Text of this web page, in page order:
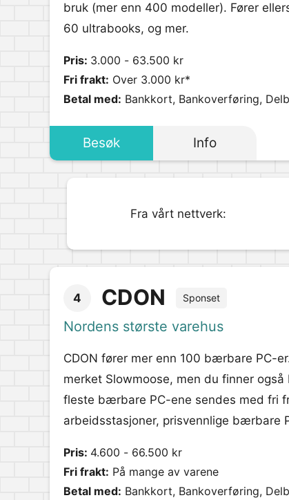
bruk (mer enn 400 modeller). Fører
60 ultrabooks, og mer.
Pris: 3.000 - 63.500 kr
Fri frakt: Over 3.000 kr*
Betal med: Bankkort, Bankoverføring,
Besøk Info
Fra vårt nettverk:
4 CDON Sponset
Nordens største varehus
CDON fører mer enn 100 bærbare PC-
merket Slowmoose, men du finner
fleste bærbare PC-ene sendes med fri
arbeidsstasjoner, prisvennlige bærbare
Pris: 4.600 - 66.500 kr
Fri frakt: På mange av varene
Betal med: Bankkort, Bankoverføring,